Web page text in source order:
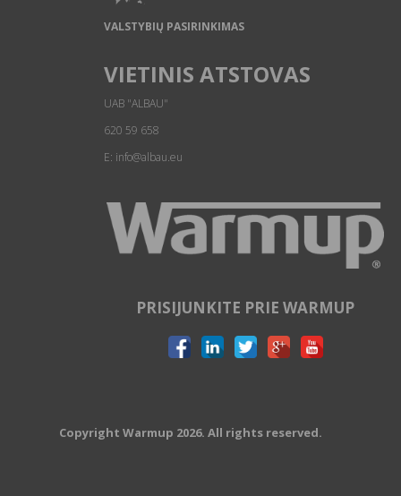
VALSTYBIŲ PASIRINKIMAS
VIETINIS ATSTOVAS
UAB "ALBAU"
620 59 658
E: info@albau.eu
PRISIJUNKITE PRIE WARMUP
Copyright Warmup 2026. All rights reserved.